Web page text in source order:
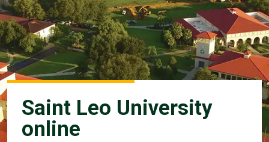
Saint Leo University
online